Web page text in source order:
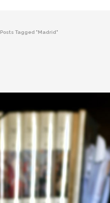
Posts Tagged "Madrid"